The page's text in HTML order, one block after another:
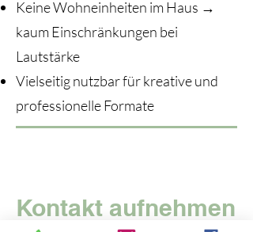
Keine Wohneinheiten im Haus →
kaum Einschränkungen bei
Lautstärke
Vielseitig nutzbar für kreative und
professionelle Formate
Kontakt aufnehmen